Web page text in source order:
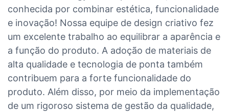
conhecida por combinar estética, funcionalidade
e inovação! Nossa equipe de design criativo fez
um excelente trabalho ao equilibrar a aparência e
a função do produto. A adoção de materiais de
alta qualidade e tecnologia de ponta também
contribuem para a forte funcionalidade do
produto. Além disso, por meio da implementação
de um rigoroso sistema de gestão da qualidade,